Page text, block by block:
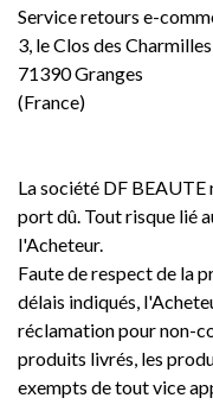
Service retours e-
3, le Clos des Charmilles
71390 Granges
(France)
La société DF BEAUTE
port dû. Tout risque lié
l'Acheteur.
Faute de respect de la
délais indiqués,
réclamation pour non-
produits livrés, les
exempts de tout vice